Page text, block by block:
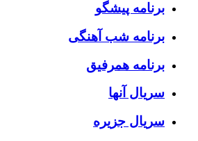
برنامه پیشگو
برنامه شب آهنگی
برنامه همرفیق
سریال آنها
سریال جزیره